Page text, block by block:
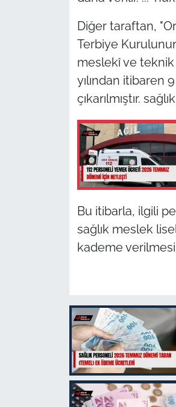
Diğer taraftan,
Terbiye
meslekî ve
yılından itibaren
çıkarılmıştır.
Bu itibarla, ilgili
sağlık meslek
kademe